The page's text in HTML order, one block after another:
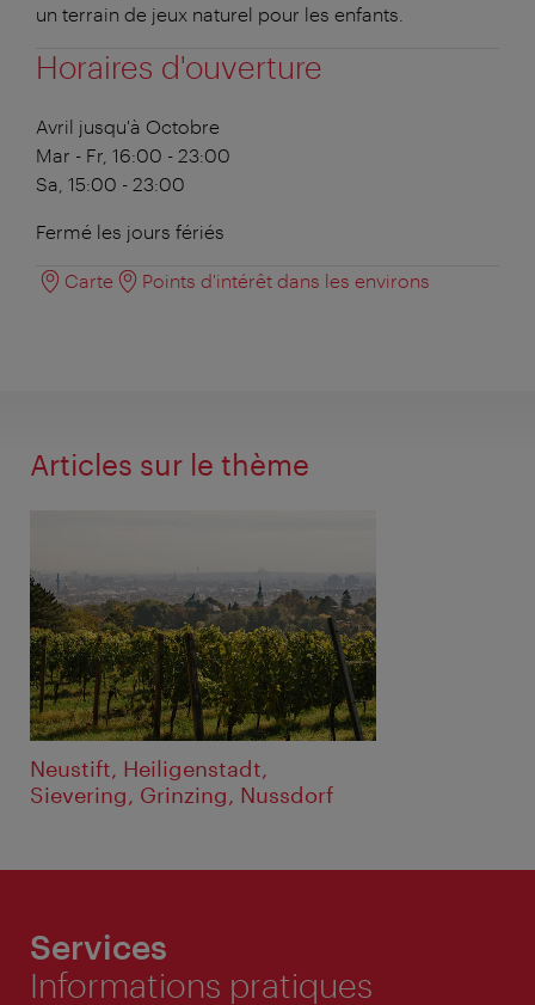
un terrain de jeux naturel pour les enfants.
Horaires d'ouverture
Avril jusqu'à Octobre
Mar - Fr, 16:00 - 23:00
Sa, 15:00 - 23:00
Fermé les jours fériés
Carte Points d'intérêt dans les environs
Articles sur le thème
Neustift, Heiligenstadt,
Sievering, Grinzing, Nussdorf
Services
Informations pratiques